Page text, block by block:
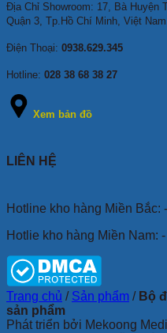
Địa Chỉ Showroom: 17, Bà Huyện
Quận 3, Tp.Hồ Chí Minh, Việt
Điện Thoại: 0938.629.345
Hotline: 028 38 68 38 27
Xem bản đồ
LIÊN HỆ
Hotline kho hàng Miền Bắc:
Hotlie kho hàng Miền Nam:
Trang chủ / Sản phẩm / Bộ
sản phẩm
Phát triển bởi Mekoong